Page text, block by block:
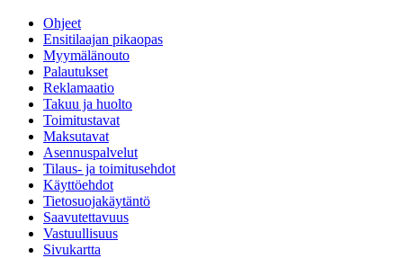
Ohjeet
Ensitilaajan pikaopas
Myymälänouto
Palautukset
Reklamaatio
Takuu ja huolto
Toimitustavat
Maksutavat
Asennuspalvelut
Tilaus- ja toimitusehdot
Käyttöehdot
Tietosuojakäytäntö
Saavutettavuus
Vastuullisuus
Sivukartta